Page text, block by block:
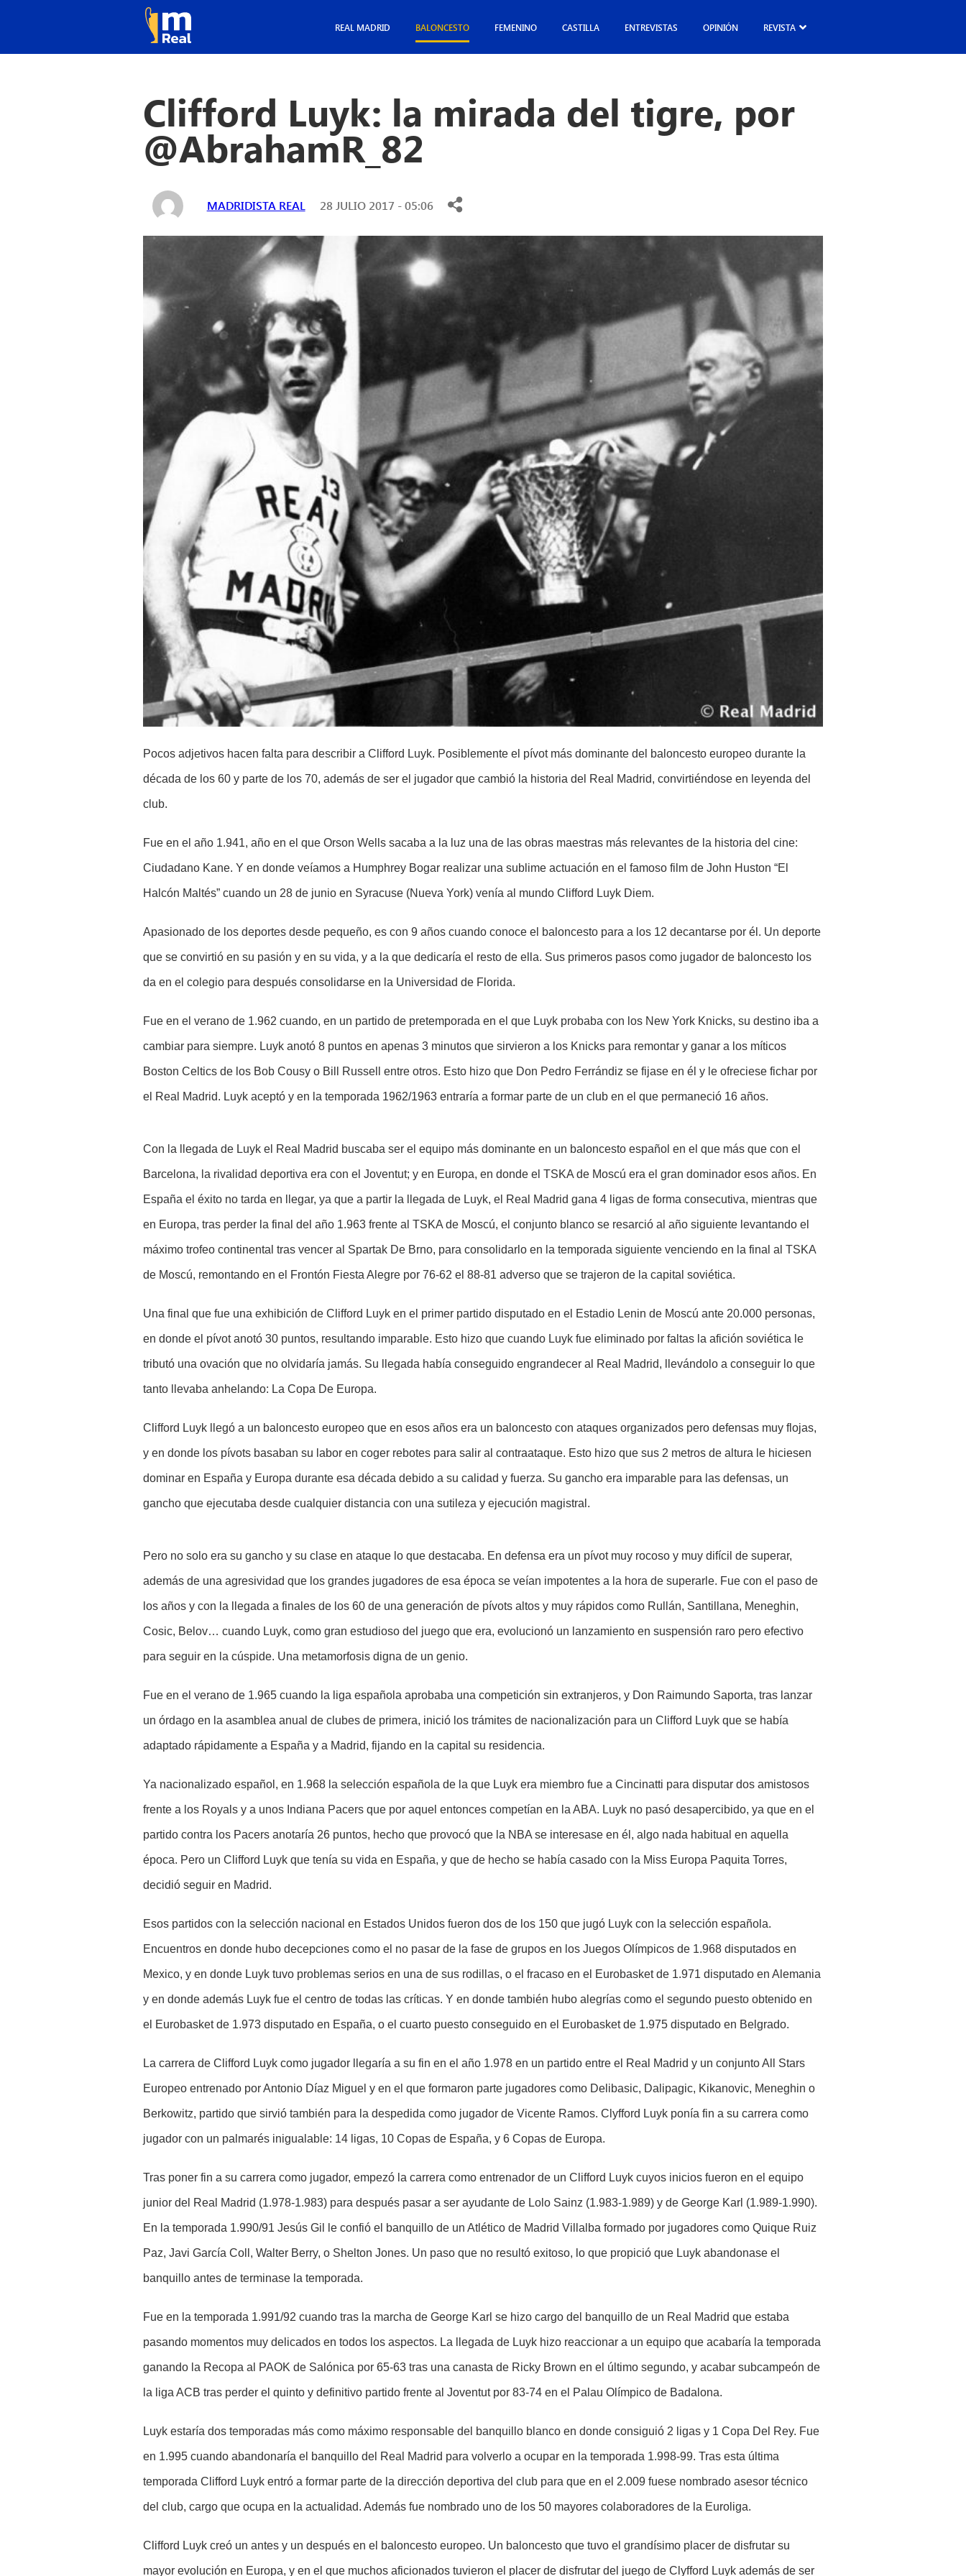
REAL MADRID BALONCESTO FEMENINO CASTILLA ENTREVISTAS OPINIÓN REVISTA
Clifford Luyk: la mirada del tigre, por
@AbrahamR_82
MADRIDISTA REAL 28 JULIO 2017 - 05:06
Pocos adjetivos hacen falta para describir a Clifford Luyk. Posiblemente el pívot más dominante del baloncesto europeo durante la
década de los 60 y parte de los 70, además de ser el jugador que cambió la historia del Real Madrid, convirtiéndose en leyenda del
club.
Fue en el año 1.941, año en el que Orson Wells sacaba a la luz una de las obras maestras más relevantes de la historia del cine:
Ciudadano Kane. Y en donde veíamos a Humphrey Bogar realizar una sublime actuación en el famoso film de John Huston “El
Halcón Maltés” cuando un 28 de junio en Syracuse (Nueva York) venía al mundo Clifford Luyk Diem.
Apasionado de los deportes desde pequeño, es con 9 años cuando conoce el baloncesto para a los 12 decantarse por él. Un deporte
que se convirtió en su pasión y en su vida, y a la que dedicaría el resto de ella. Sus primeros pasos como jugador de baloncesto los
da en el colegio para después consolidarse en la Universidad de Florida.
Fue en el verano de 1.962 cuando, en un partido de pretemporada en el que Luyk probaba con los New York Knicks, su destino iba a
cambiar para siempre. Luyk anotó 8 puntos en apenas 3 minutos que sirvieron a los Knicks para remontar y ganar a los míticos
Boston Celtics de los Bob Cousy o Bill Russell entre otros. Esto hizo que Don Pedro Ferrándiz se fijase en él y le ofreciese fichar por
el Real Madrid. Luyk aceptó y en la temporada 1962/1963 entraría a formar parte de un club en el que permaneció 16 años.
Con la llegada de Luyk el Real Madrid buscaba ser el equipo más dominante en un baloncesto español en el que más que con el
Barcelona, la rivalidad deportiva era con el Joventut; y en Europa, en donde el TSKA de Moscú era el gran dominador esos años. En
España el éxito no tarda en llegar, ya que a partir la llegada de Luyk, el Real Madrid gana 4 ligas de forma consecutiva, mientras que
en Europa, tras perder la final del año 1.963 frente al TSKA de Moscú, el conjunto blanco se resarció al año siguiente levantando el
máximo trofeo continental tras vencer al Spartak De Brno, para consolidarlo en la temporada siguiente venciendo en la final al TSKA
de Moscú, remontando en el Frontón Fiesta Alegre por 76-62 el 88-81 adverso que se trajeron de la capital soviética.
Una final que fue una exhibición de Clifford Luyk en el primer partido disputado en el Estadio Lenin de Moscú ante 20.000 personas,
en donde el pívot anotó 30 puntos, resultando imparable. Esto hizo que cuando Luyk fue eliminado por faltas la afición soviética le
tributó una ovación que no olvidaría jamás. Su llegada había conseguido engrandecer al Real Madrid, llevándolo a conseguir lo que
tanto llevaba anhelando: La Copa De Europa.
Clifford Luyk llegó a un baloncesto europeo que en esos años era un baloncesto con ataques organizados pero defensas muy flojas,
y en donde los pívots basaban su labor en coger rebotes para salir al contraataque. Esto hizo que sus 2 metros de altura le hiciesen
dominar en España y Europa durante esa década debido a su calidad y fuerza. Su gancho era imparable para las defensas, un
gancho que ejecutaba desde cualquier distancia con una sutileza y ejecución magistral.
Pero no solo era su gancho y su clase en ataque lo que destacaba. En defensa era un pívot muy rocoso y muy difícil de superar,
además de una agresividad que los grandes jugadores de esa época se veían impotentes a la hora de superarle. Fue con el paso de
los años y con la llegada a finales de los 60 de una generación de pívots altos y muy rápidos como Rullán, Santillana, Meneghin,
Cosic, Belov… cuando Luyk, como gran estudioso del juego que era, evolucionó un lanzamiento en suspensión raro pero efectivo
para seguir en la cúspide. Una metamorfosis digna de un genio.
Fue en el verano de 1.965 cuando la liga española aprobaba una competición sin extranjeros, y Don Raimundo Saporta, tras lanzar
un órdago en la asamblea anual de clubes de primera, inició los trámites de nacionalización para un Clifford Luyk que se había
adaptado rápidamente a España y a Madrid, fijando en la capital su residencia.
Ya nacionalizado español, en 1.968 la selección española de la que Luyk era miembro fue a Cincinatti para disputar dos amistosos
frente a los Royals y a unos Indiana Pacers que por aquel entonces competían en la ABA. Luyk no pasó desapercibido, ya que en el
partido contra los Pacers anotaría 26 puntos, hecho que provocó que la NBA se interesase en él, algo nada habitual en aquella
época. Pero un Clifford Luyk que tenía su vida en España, y que de hecho se había casado con la Miss Europa Paquita Torres,
decidió seguir en Madrid.
Esos partidos con la selección nacional en Estados Unidos fueron dos de los 150 que jugó Luyk con la selección española.
Encuentros en donde hubo decepciones como el no pasar de la fase de grupos en los Juegos Olímpicos de 1.968 disputados en
Mexico, y en donde Luyk tuvo problemas serios en una de sus rodillas, o el fracaso en el Eurobasket de 1.971 disputado en Alemania
y en donde además Luyk fue el centro de todas las críticas. Y en donde también hubo alegrías como el segundo puesto obtenido en
el Eurobasket de 1.973 disputado en España, o el cuarto puesto conseguido en el Eurobasket de 1.975 disputado en Belgrado.
La carrera de Clifford Luyk como jugador llegaría a su fin en el año 1.978 en un partido entre el Real Madrid y un conjunto All Stars
Europeo entrenado por Antonio Díaz Miguel y en el que formaron parte jugadores como Delibasic, Dalipagic, Kikanovic, Meneghin o
Berkowitz, partido que sirvió también para la despedida como jugador de Vicente Ramos. Clyfford Luyk ponía fin a su carrera como
jugador con un palmarés inigualable: 14 ligas, 10 Copas de España, y 6 Copas de Europa.
Tras poner fin a su carrera como jugador, empezó la carrera como entrenador de un Clifford Luyk cuyos inicios fueron en el equipo
junior del Real Madrid (1.978-1.983) para después pasar a ser ayudante de Lolo Sainz (1.983-1.989) y de George Karl (1.989-1.990).
En la temporada 1.990/91 Jesús Gil le confió el banquillo de un Atlético de Madrid Villalba formado por jugadores como Quique Ruiz
Paz, Javi García Coll, Walter Berry, o Shelton Jones. Un paso que no resultó exitoso, lo que propició que Luyk abandonase el
banquillo antes de terminase la temporada.
Fue en la temporada 1.991/92 cuando tras la marcha de George Karl se hizo cargo del banquillo de un Real Madrid que estaba
pasando momentos muy delicados en todos los aspectos. La llegada de Luyk hizo reaccionar a un equipo que acabaría la temporada
ganando la Recopa al PAOK de Salónica por 65-63 tras una canasta de Ricky Brown en el último segundo, y acabar subcampeón de
la liga ACB tras perder el quinto y definitivo partido frente al Joventut por 83-74 en el Palau Olímpico de Badalona.
Luyk estaría dos temporadas más como máximo responsable del banquillo blanco en donde consiguió 2 ligas y 1 Copa Del Rey. Fue
en 1.995 cuando abandonaría el banquillo del Real Madrid para volverlo a ocupar en la temporada 1.998-99. Tras esta última
temporada Clifford Luyk entró a formar parte de la dirección deportiva del club para que en el 2.009 fuese nombrado asesor técnico
del club, cargo que ocupa en la actualidad. Además fue nombrado uno de los 50 mayores colaboradores de la Euroliga.
Clifford Luyk creó un antes y un después en el baloncesto europeo. Un baloncesto que tuvo el grandísimo placer de disfrutar su
mayor evolución en Europa, y en el que muchos aficionados tuvieron el placer de disfrutar del juego de Clyfford Luyk además de ser